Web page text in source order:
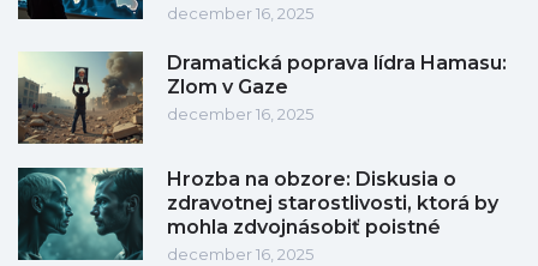
december 16, 2025
Dramatická poprava lídra Hamasu:
Zlom v Gaze
december 16, 2025
Hrozba na obzore: Diskusia o
zdravotnej starostlivosti, ktorá by
mohla zdvojnásobiť poistné
december 16, 2025